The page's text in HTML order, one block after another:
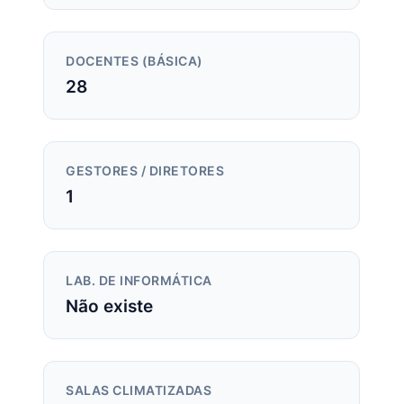
DOCENTES (BÁSICA)
28
GESTORES / DIRETORES
1
LAB. DE INFORMÁTICA
Não existe
SALAS CLIMATIZADAS